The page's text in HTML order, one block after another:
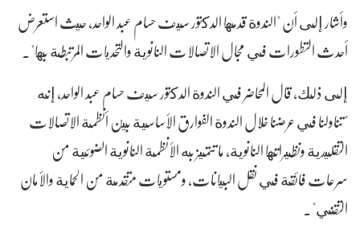
وأشار إلى أن "الندوة قدمها الدكتور سيف حسام عبد الواحد، حيث استعرض
أحدث التطورات في مجال الاتصالات النانوية والتحديات المرتبطة بها".
إلى ذلك، قال المحاضر في الندوة الدكتور سيف حسام عبد الواحد، إنه
"تناولنا في عرضنا خلال الندوة الفوارق الأساسية بين أنظمة الاتصالات
التقليدية ونظيراتها النانوية، ما تتميز به الأنظمة النانوية الضوئية من
سرعات فائقة في نقل البيانات، ومستويات متقدمة من الحماية والأمان
التقني".